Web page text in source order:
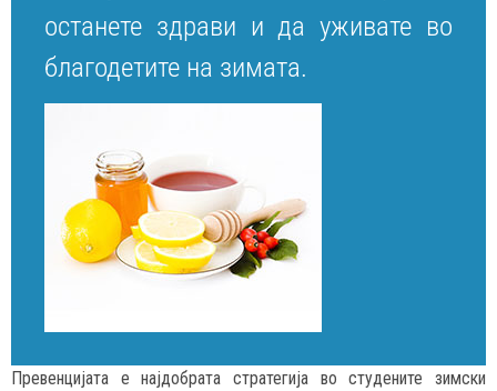
останете здрави и да уживате во
благодетите на зимата.
Превенцијата е најдобрата стратегија во студените зимски